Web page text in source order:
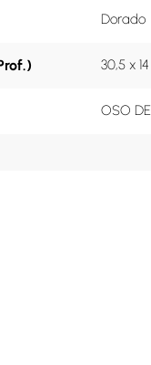
Dorado
30,5 x
OSO